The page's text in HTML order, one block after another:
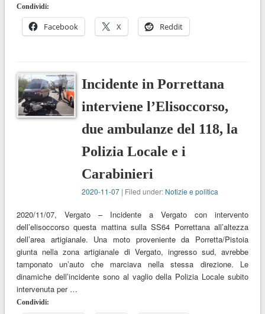
Condividi:
Facebook X Reddit
Incidente in Porrettana
interviene l’Elisoccorso,
due ambulanze del 118, la
Polizia Locale e i
Carabinieri
2020-11-07 | Filed under: Notizie e politica
2020/11/07, Vergato – Incidente a Vergato con intervento
dell’elisoccorso questa mattina sulla SS64 Porrettana all’altezza
dell’area artigianale. Una moto proveniente da Porretta/Pistoia
giunta nella zona artigianale di Vergato, ingresso sud, avrebbe
tamponato un’auto che marciava nella stessa direzione. Le
dinamiche dell’incidente sono al vaglio della Polizia Locale subito
intervenuta per …
Condividi: